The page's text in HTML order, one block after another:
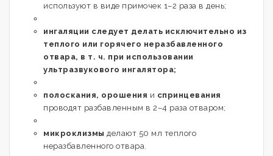
используют в виде примочек 1–2 раза в день;
ингаляции следует делать исключительно из
теплого или горячего неразбавленного
отвара, в т. ч. при использовании
ультразвукового ингалятора;
полоскания, орошения и спринцевания
проводят разбавленным в 2–4 раза отваром;
микроклизмы делают 50 мл теплого
неразбавленного отвара.